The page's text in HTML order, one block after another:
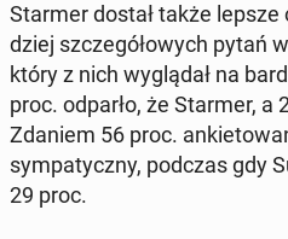
Starmer dostał także
dziej szcze­gó­ło­wych pytań
który z nich wy­glą­dał na
proc. odparło, że Starmer, a
Zdaniem 56 proc.
sym­pa­tycz­ny, podczas gdy
29 proc.